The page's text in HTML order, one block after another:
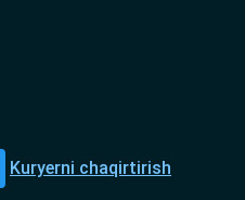
Kuryerni chaqirtirish